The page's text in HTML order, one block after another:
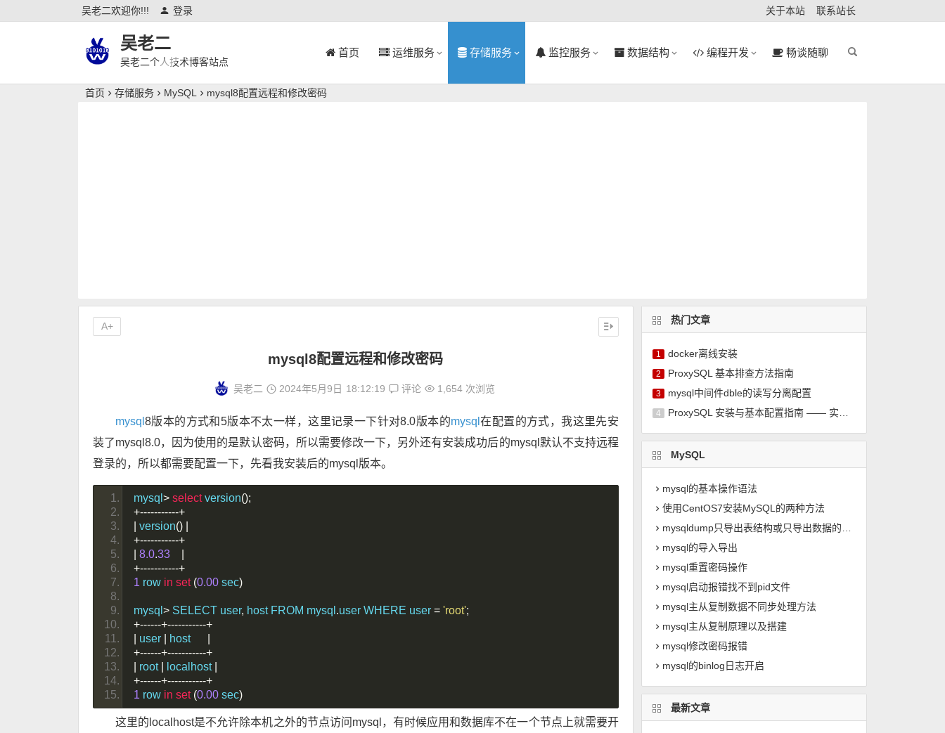
吴老二欢迎你!!! 登录 关于本站 联系站长
吴老二
吴老二个人技术博客站点
首页 运维服务 存储服务 监控服务 数据结构 编程开发 畅谈随聊
首页 存储服务 MySQL mysql8配置远程和修改密码
mysql8配置远程和修改密码
吴老二 2024年5月9日 18:12:19 评论 1,654 次浏览
mysql 8版本的方式和5版本不太一样，这里记录一下针对8.0版本的mysql 在配置的方式，我这里先安
装了mysql8.0，因为使用的是默认密码，所以需要修改一下，另外还有安装成功后的mysql默认不支持远程
登录的，所以都需要配置一下，先看我安装后的mysql版本。
mysql > select version();
+-----------+
version()
+-----------+
8.0.33
+-----------+
1 row in set (0.00 sec)
mysql > SELECT user, host FROM mysql .user WHERE user = 'root';
+------+-----------+
user host
+------+-----------+
root localhost
+------+-----------+
1 row in set (0.00 sec)
这里的localhost是不允许除本机之外的节点访问mysql，有时候应用和数据库不在一个节点上就需要开
A+
热门文章
1 docker离线安装
2 ProxySQL 基本排查方法指南
3 mysql中间件dble的读写分离配置
4 ProxySQL 安装与基本配置指南 —— 实现 MySQL 读写分离
MySQL
mysql的基本操作语法
使用CentOS7安装MySQL的两种方法
mysqldump只导出表结构或只导出数据的实现方法
mysql的导入导出
mysql重置密码操作
mysql启动报错找不到pid文件
mysql主从复制数据不同步处理方法
mysql主从复制原理以及搭建
mysql修改密码报错
mysql的binlog日志开启
最新文章